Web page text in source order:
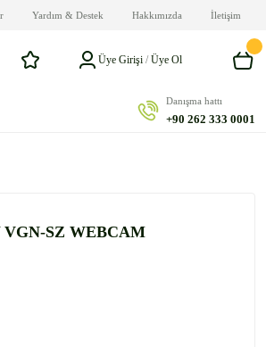
Yardım & Destek Hakkımızda İletişim
Üye Girişi /Üye Ol
Danışma hattı
+90 262 333 0001
VGN-SZ WEBCAM